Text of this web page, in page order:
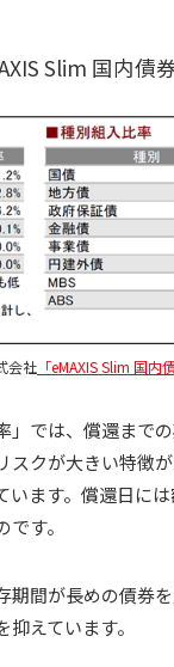
Slim 国内債
会社 「eMAXIS Slim 国
では、償還まで
スクが大きい特徴
います。償還日に
す。
期間が長めの債券
えています。